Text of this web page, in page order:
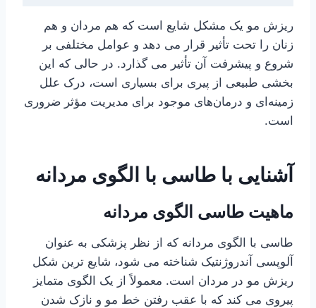
ریزش مو یک مشکل شایع است که هم مردان و هم
زنان را تحت تأثیر قرار می دهد و عوامل مختلفی بر
شروع و پیشرفت آن تأثیر می گذارد. در حالی که این
بخشی طبیعی از پیری برای بسیاری است، درک علل
زمینه‌ای و درمان‌های موجود برای مدیریت مؤثر ضروری
است.
آشنایی با طاسی با الگوی مردانه
ماهیت طاسی الگوی مردانه
طاسی با الگوی مردانه که از نظر پزشکی به عنوان
آلوپسی آندروژنتیک شناخته می شود، شایع ترین شکل
ریزش مو در مردان است. معمولاً از یک الگوی متمایز
پیروی می کند که با عقب رفتن خط مو و نازک شدن